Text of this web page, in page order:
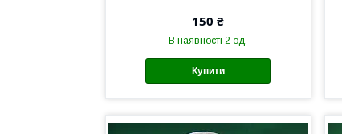
150 ₴
В наявності 2 од.
Купити